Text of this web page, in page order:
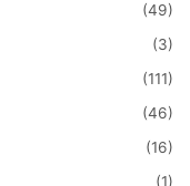
(49)
(3)
(111)
(46)
(16)
(1)